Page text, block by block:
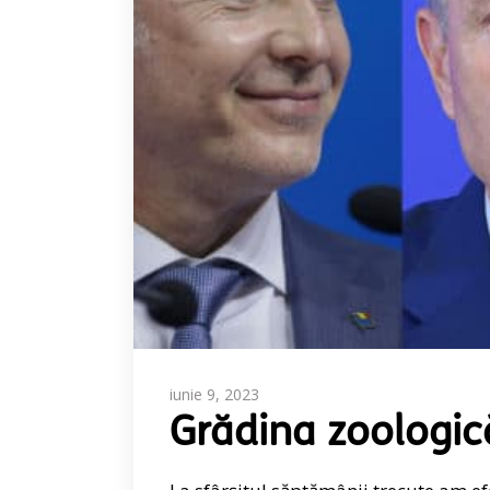
iunie 9, 2023
Grădina